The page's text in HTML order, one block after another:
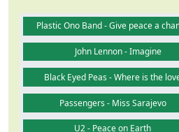
Plastic Ono Band - Give peace a
John Lennon - Imagine
Black Eyed Peas - Where is the
Passengers - Miss Sarajevo
U2 - Peace on Earth